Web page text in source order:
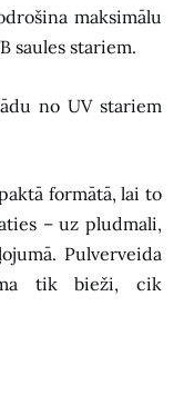
maksimālu
saules stariem.
no UV stariem
formātā, lai to
– uz pludmali,
Pulverveida
tik bieži, cik